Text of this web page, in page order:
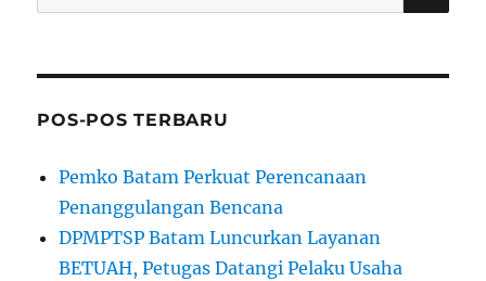
untuk:
POS-POS TERBARU
Pemko Batam Perkuat Perencanaan
Penanggulangan Bencana
DPMPTSP Batam Luncurkan Layanan
BETUAH, Petugas Datangi Pelaku Usaha